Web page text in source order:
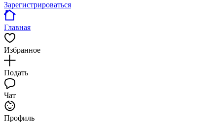
Зарегистрироваться
Главная
Избранное
Подать
Чат
Профиль